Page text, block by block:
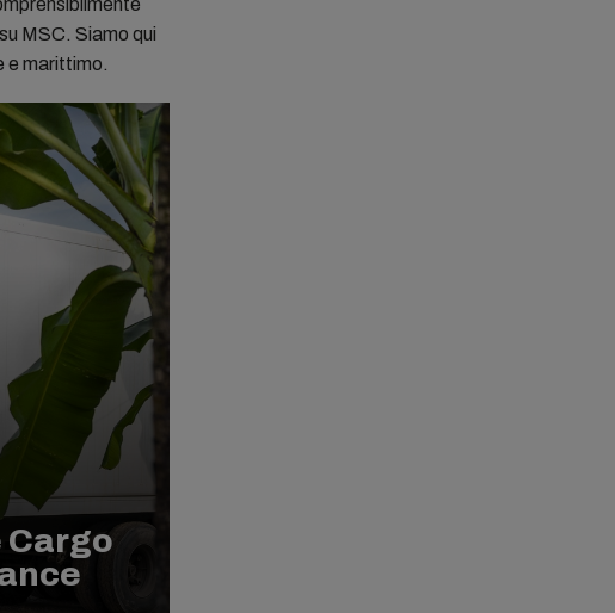
MSC. Siamo qui
e marittimo.
Cargo